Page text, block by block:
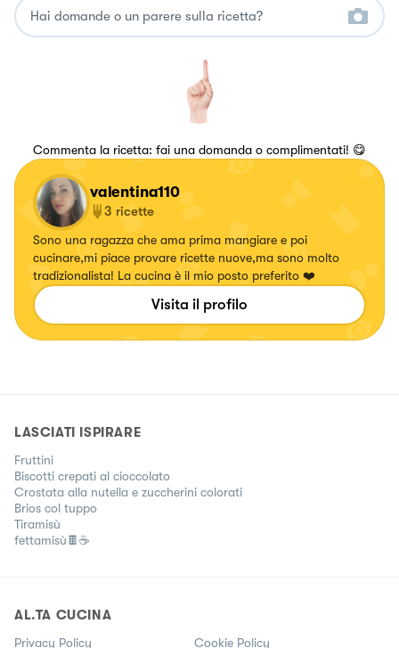
Commenta la ricetta: fai una domanda o complimentati! 😋
valentina110
3 ricette
Sono una ragazza che ama prima mangiare e poi
cucinare,mi piace provare ricette nuove,ma sono molto
tradizionalista! La cucina è il mio posto preferito ❤️
Visita il profilo
LASCIATI ISPIRARE
Fruttini
Biscotti crepati al cioccolato
Crostata alla nutella e zuccherini colorati
Brios col tuppo
Tiramisù
fettamisù🍫☕
AL.TA CUCINA
Privacy Policy Cookie Policy